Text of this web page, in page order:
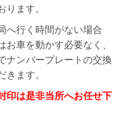
ります。
へ行く時間がない場合
車を動かす必要なく、
ナンバープレートの交換
きます。
印は是非当所へお任せ下